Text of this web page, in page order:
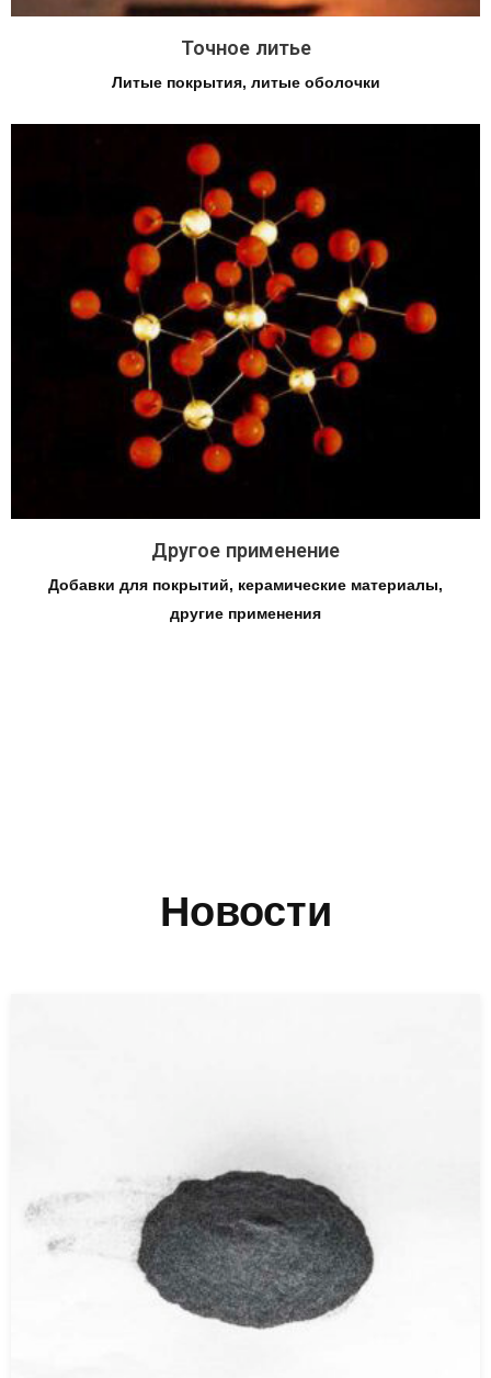
Точное литье
Литые покрытия, литые оболочки
Другое применение
Добавки для покрытий, керамические материалы,
другие применения
Новости